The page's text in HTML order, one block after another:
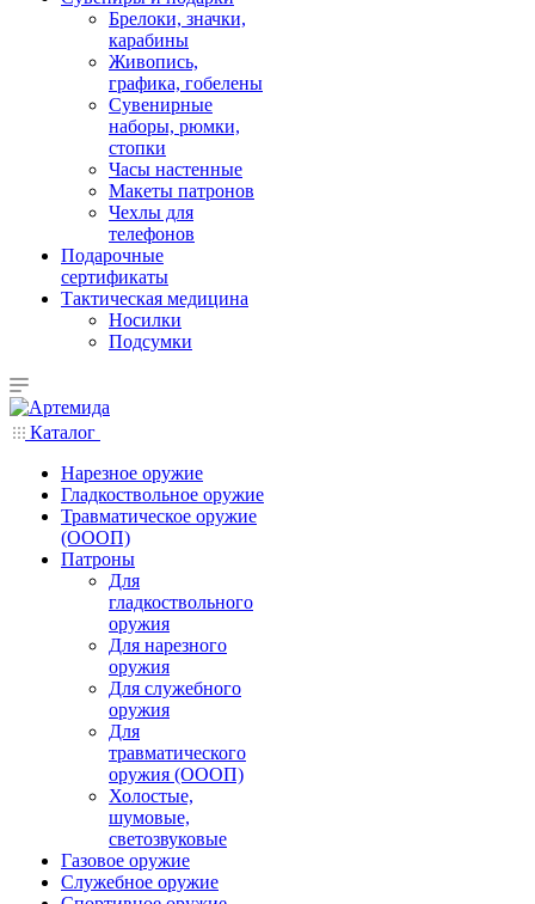
Брелоки, значки,
карабины
Живопись,
графика, гобелены
Сувенирные
наборы, рюмки,
стопки
Часы настенные
Макеты патронов
Чехлы для
телефонов
Подарочные
сертификаты
Тактическая медицина
Носилки
Подсумки
Каталог
Нарезное оружие
Гладкоствольное оружие
Травматическое оружие
(ОООП)
Патроны
Для
гладкоствольного
оружия
Для нарезного
оружия
Для служебного
оружия
Для
травматического
оружия (ОООП)
Холостые,
шумовые,
светозвуковые
Газовое оружие
Служебное оружие